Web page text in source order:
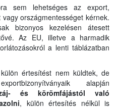
sem lehetséges az export,
országmentességet kérnek.
bizonyos kezelésen átesett
Az EU, illetve a harmadik
a lenti táblázatban
értesítést nem küldtek, de
alapján
és körömfájástól való
, külön értesítés nélkül is